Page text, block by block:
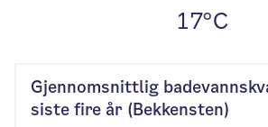
17°C
Gjennomsnittlig
siste fire år (Bekkensten)